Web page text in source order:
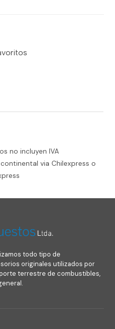
no incluyen IVA
via Chilexpress o
todo tipo de
originales utilizados por
terrestre de combustibles,